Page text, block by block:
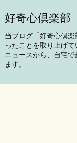
好奇心倶楽部
当ブログ「好奇心倶
ったことを取り上げ
ニュースから、自宅
ます。